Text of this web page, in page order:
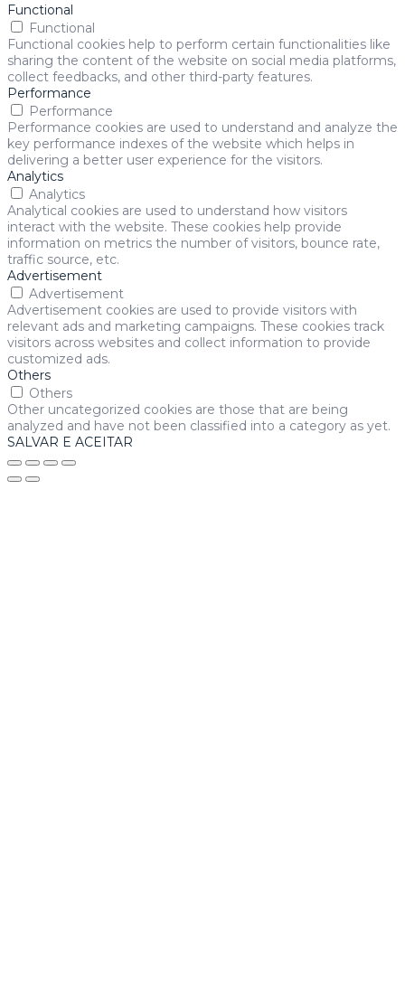
Functional
Functional
Functional cookies help to perform certain functionalities like
sharing the content of the website on social media platforms,
collect feedbacks, and other third-party features.
Performance
Performance
Performance cookies are used to understand and analyze the
key performance indexes of the website which helps in
delivering a better user experience for the visitors.
Analytics
Analytics
Analytical cookies are used to understand how visitors
interact with the website. These cookies help provide
information on metrics the number of visitors, bounce rate,
traffic source, etc.
Advertisement
Advertisement
Advertisement cookies are used to provide visitors with
relevant ads and marketing campaigns. These cookies track
visitors across websites and collect information to provide
customized ads.
Others
Others
Other uncategorized cookies are those that are being
analyzed and have not been classified into a category as yet.
SALVAR E ACEITAR